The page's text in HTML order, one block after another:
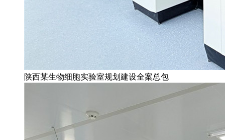
陕西某生物细胞实验室规划建设全案总包